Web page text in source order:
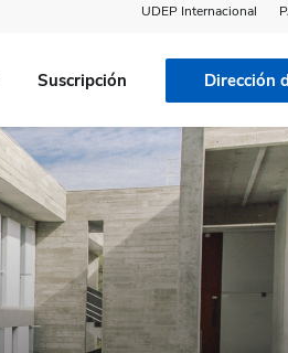
UDEP Internacional
Suscripción Dirección